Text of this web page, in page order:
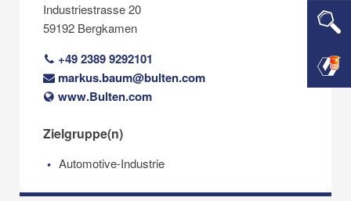
Industriestrasse 20
59192 Bergkamen
+49 2389 9292101
markus.baum@bulten.com
www.Bulten.com
Zielgruppe(n)
Automotive-Industrie